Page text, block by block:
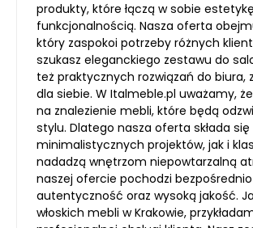
produkty, które łączą w sobie
funkcjonalnością. Nasza oferta
który zaspokoi potrzeby różnych
szukasz eleganckiego zestawu do
też praktycznych rozwiązań do biura,
dla siebie. W Italmeble.pl uważamy,
na znalezienie mebli, które będą
stylu. Dlatego nasza oferta składa
minimalistycznych projektów, jak i
nadadzą wnętrzom niepowtarzalną
naszej ofercie pochodzi
autentyczność oraz wysoką jakość.
włoskich mebli w Krakowie,